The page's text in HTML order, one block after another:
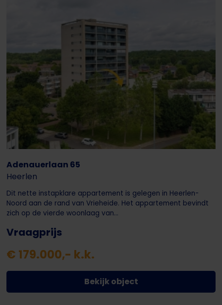
Adenauerlaan 65
Heerlen
Dit nette instapklare appartement is gelegen in Heerlen-
Noord aan de rand van Vrieheide. Het appartement bevindt
zich op de vierde woonlaag van...
Vraagprijs
€ 179.000,- k.k.
Bekijk object